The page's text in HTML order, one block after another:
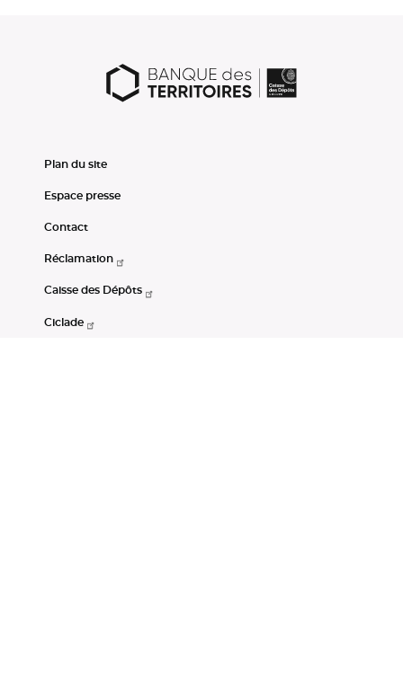
Plan du site
Espace presse
Contact
Réclamation
Caisse des Dépôts
Ciclade